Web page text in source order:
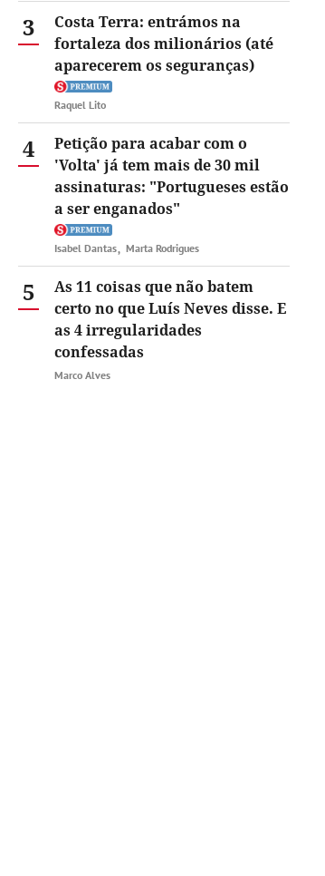
3
Costa Terra: entrámos na
fortaleza dos milionários (até
aparecerem os seguranças)
Raquel Lito
4
Petição para acabar com o
'Volta' já tem mais de 30 mil
assinaturas: "Portugueses estão
a ser enganados"
Isabel Dantas Marta Rodrigues
5
As 11 coisas que não batem
certo no que Luís Neves disse. E
as 4 irregularidades
confessadas
Marco Alves